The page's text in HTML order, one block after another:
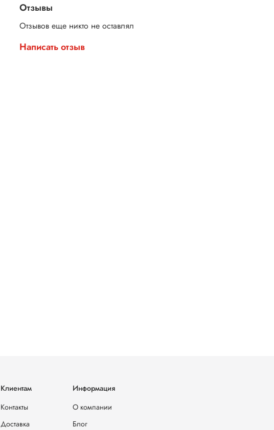
Отзывы
Отзывов еще никто не оставлял
Написать отзыв
Клиентам
Контакты
Доставка
Информация
О компании
Блог